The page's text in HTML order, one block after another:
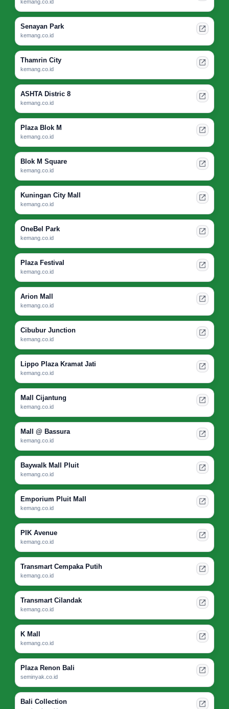
kemang.co.id
Senayan Park
kemang.co.id
Thamrin City
kemang.co.id
ASHTA Distric 8
kemang.co.id
Plaza Blok M
kemang.co.id
Blok M Square
kemang.co.id
Kuningan City Mall
kemang.co.id
OneBel Park
kemang.co.id
Plaza Festival
kemang.co.id
Arion Mall
kemang.co.id
Cibubur Junction
kemang.co.id
Lippo Plaza Kramat Jati
kemang.co.id
Mall Cijantung
kemang.co.id
Mall @ Bassura
kemang.co.id
Baywalk Mall Pluit
kemang.co.id
Emporium Pluit Mall
kemang.co.id
PIK Avenue
kemang.co.id
Transmart Cempaka Putih
kemang.co.id
Transmart Cilandak
kemang.co.id
K Mall
kemang.co.id
Plaza Renon Bali
seminyak.co.id
Bali Collection